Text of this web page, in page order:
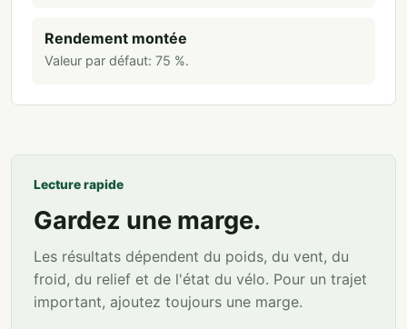
Rendement montée
Valeur par défaut: 75 %.
Lecture rapide
Gardez une marge.
Les résultats dépendent du poids, du vent, du
froid, du relief et de l'état du vélo. Pour un trajet
important, ajoutez toujours une marge.